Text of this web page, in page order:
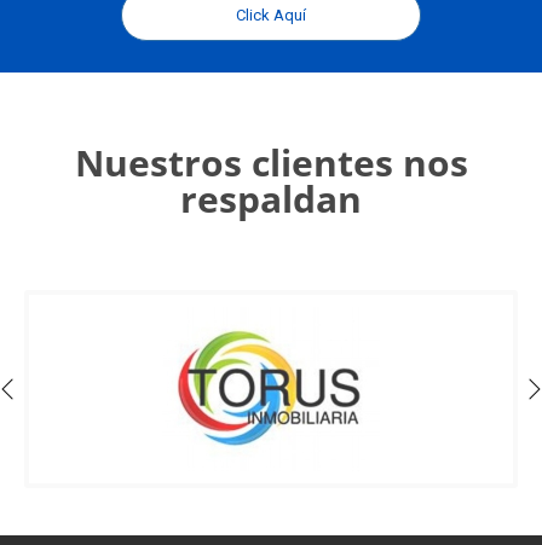
Click Aquí
Nuestros clientes nos
respaldan